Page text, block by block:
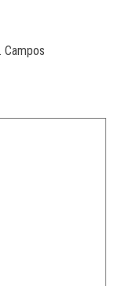
Campos